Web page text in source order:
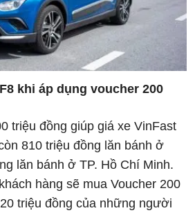
khi áp dụng voucher 200
triệu đồng giúp giá xe VinFast
810 triệu đồng lăn bánh ở
lăn bánh ở TP. Hồ Chí Minh.
hàng sẽ mua Voucher 200
triệu đồng của những người